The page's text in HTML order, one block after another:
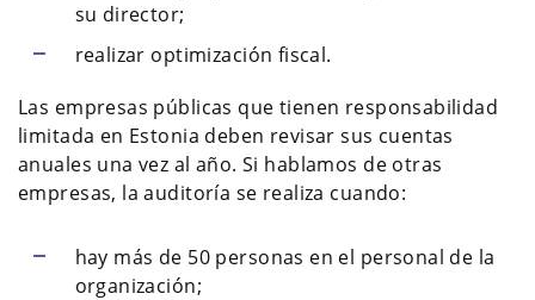
su director;
realizar optimización fiscal.
Las empresas públicas que tienen responsabilidad
limitada en Estonia deben revisar sus cuentas
anuales una vez al año. Si hablamos de otras
empresas, la auditoría se realiza cuando:
hay más de 50 personas en el personal de la
organización;